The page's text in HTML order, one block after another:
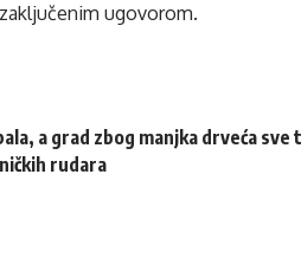
ugovorom.
a grad zbog manjka drveća sve
rudara